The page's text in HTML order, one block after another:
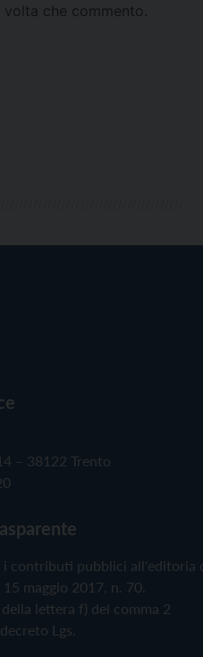
che commento.
– 38122 Trento
i contributi pubblici all'editoria
maggio 2017, n. 70.
lettera f) del comma 2
Lgs.